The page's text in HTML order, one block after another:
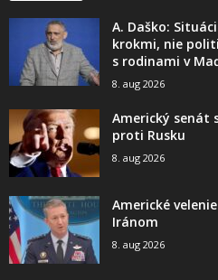
A. Daško:
krokmi, nie
s rodinami v
8. aug 2026
Americký senát
proti Rusku
8. aug 2026
Americké
Iránom
8. aug 2026